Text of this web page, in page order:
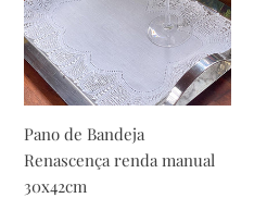
renda
manual
30x42cm
Pano de Bandeja
Renascença renda manual
30x42cm